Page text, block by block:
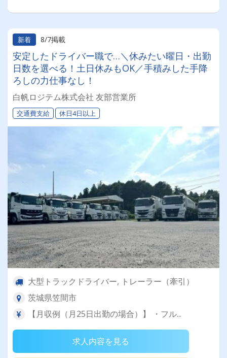
新着 8/7掲載
安定したドライバー職で…＼休みたい曜日・出勤
日数を選べる！土日休みもOK／手積みした手降
ろしの力仕事なし！
白帆ロジテム株式会社 友部営業所
交通費支給 休日4日以上
大型トラックドライバー, トレーラー（牽引）
茨城県笠間市
【月収例（月25日出勤の場合）】 ・フル...
求人内容を見る